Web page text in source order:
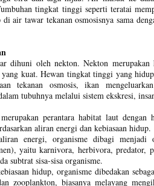
tingkat tinggi seperti teratai
air tawar tekanan osmosisnya sama
dihuni oleh nekton. Nekton merupakan
yang kuat. Hewan tingkat tinggi yang
tekanan osmosis, ikan
tubuhnya melalui sistem ekskresi,
perantara habitat laut dengan
aliran energi dan kebiasaan hidup.
energi, organisme dibagi
yaitu karnivora, herbivora, predator,
subtrat sisa-sisa organisme.
hidup, organisme dibedakan
zooplankton, biasanya melayang